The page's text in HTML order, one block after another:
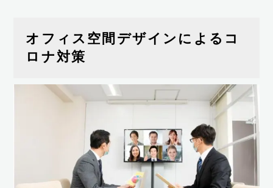
オフィス空間デザインによるコ
ロナ対策